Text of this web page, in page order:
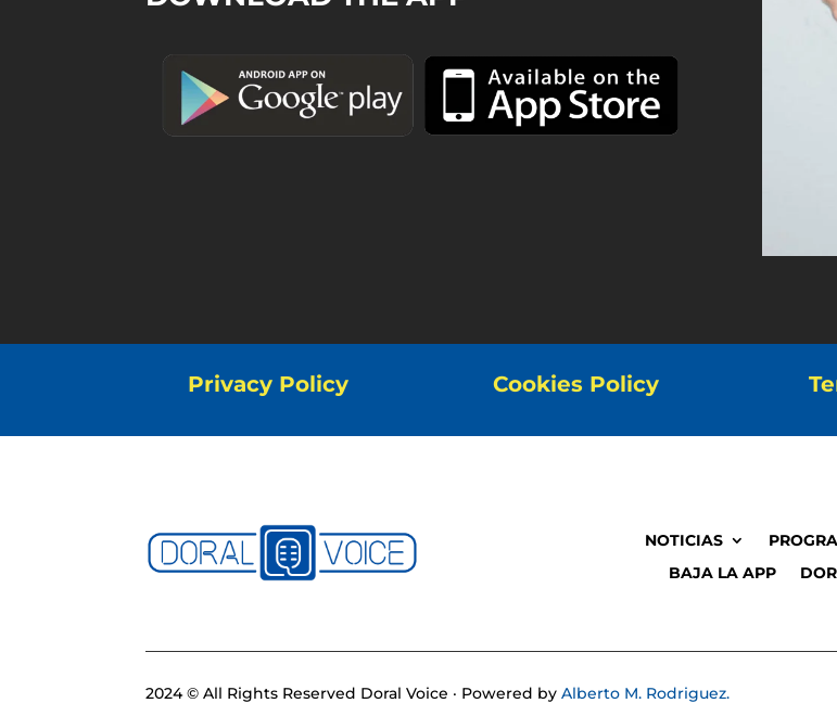
Privacy Policy Cookies Policy
NOTICIAS
BAJA LA APP
2024 © All Rights Reserved Doral Voice · Powered byAlberto M. Rodriguez.